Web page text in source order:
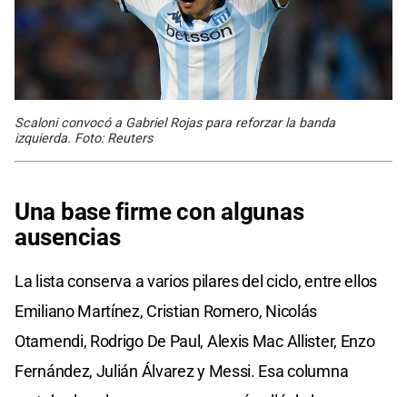
Scaloni convocó a Gabriel Rojas para reforzar la banda
izquierda. Foto: Reuters
Una base firme con algunas
ausencias
La lista conserva a varios pilares del ciclo, entre ellos
Emiliano Martínez, Cristian Romero, Nicolás
Otamendi, Rodrigo De Paul, Alexis Mac Allister, Enzo
Fernández, Julián Álvarez y Messi. Esa columna